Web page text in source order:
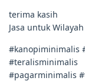
terima kasih
Jasa untuk Wilayah
#kanopiminimalis
#teralisminimalis
#pagarminimalis